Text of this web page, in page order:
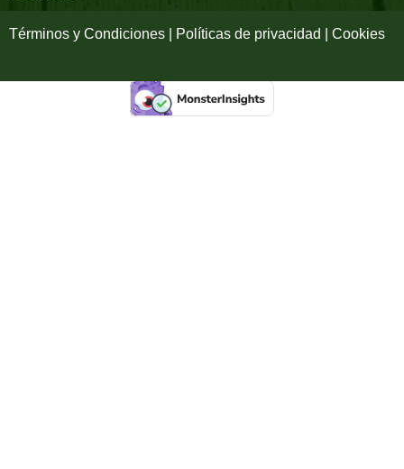
Términos y Condiciones | Políticas de privacidad | Cookies